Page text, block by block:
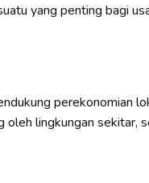
yang penting bagi
perekonomian
oleh lingkungan sekitar,